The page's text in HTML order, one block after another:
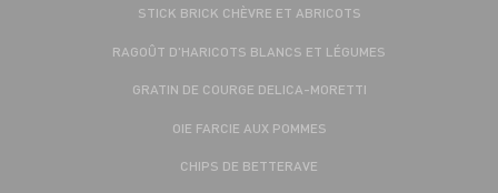
STICK BRICK CHÈVRE ET ABRICOTS
RAGOÛT D'HARICOTS BLANCS ET LÉGUMES
GRATIN DE COURGE DELICA-MORETTI
OIE FARCIE AUX POMMES
CHIPS DE BETTERAVE